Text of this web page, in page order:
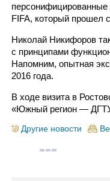
FIFA, который прошел
Николай Никифоров
с принципами
Напомним, опытная
2016 года.
В ходе визита в
«Южный регион —
Другие новости